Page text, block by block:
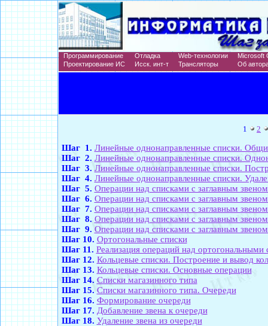
Программирование Отладка Web-технологии
Microsoft
Проектирование ИС
Исск. инт-т Трансляторы Об
1 2
Шаг 1. Линейные однонаправленные списки.
Шаг 2. Линейные однонаправленные списки.
Шаг 3. Линейные однонаправленные списки.
Шаг 4. Линейные однонаправленные списки.
Шаг 5. Операции над списками с заглавным
Шаг 6. Операции над списками с заглавным
Шаг 7. Операции над списками с заглавным
Шаг 8. Операции над списками с заглавным
Шаг 9. Операции над списками с заглавным
Шаг 10. Ортогональные списки
Шаг 11. Реализация операций над ортогональными
Шаг 12. Кольцевые списки. Построение и вывод
Шаг 13. Кольцевые списки. Основные операции
Шаг 14. Списки магазинного типа
Шаг 15. Списки магазинного типа. Очереди
Шаг 16. Формирование очереди
Шаг 17. Добавление звена к очереди
Шаг 18. Удаление звена из очереди